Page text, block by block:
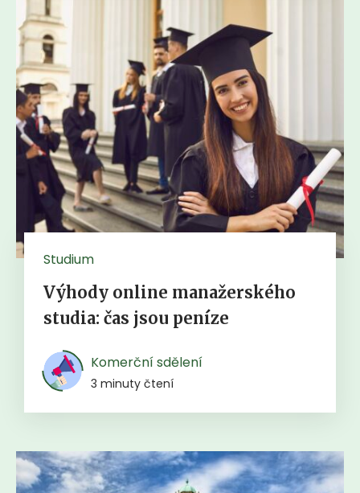
Studium
Výhody online manažerského
studia: čas jsou peníze
Komerční sdělení
3 minuty čtení